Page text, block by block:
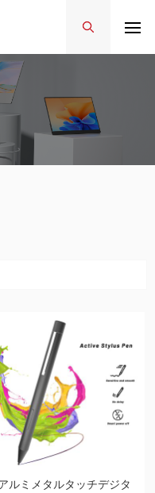
ルミメタルタッチデジタ